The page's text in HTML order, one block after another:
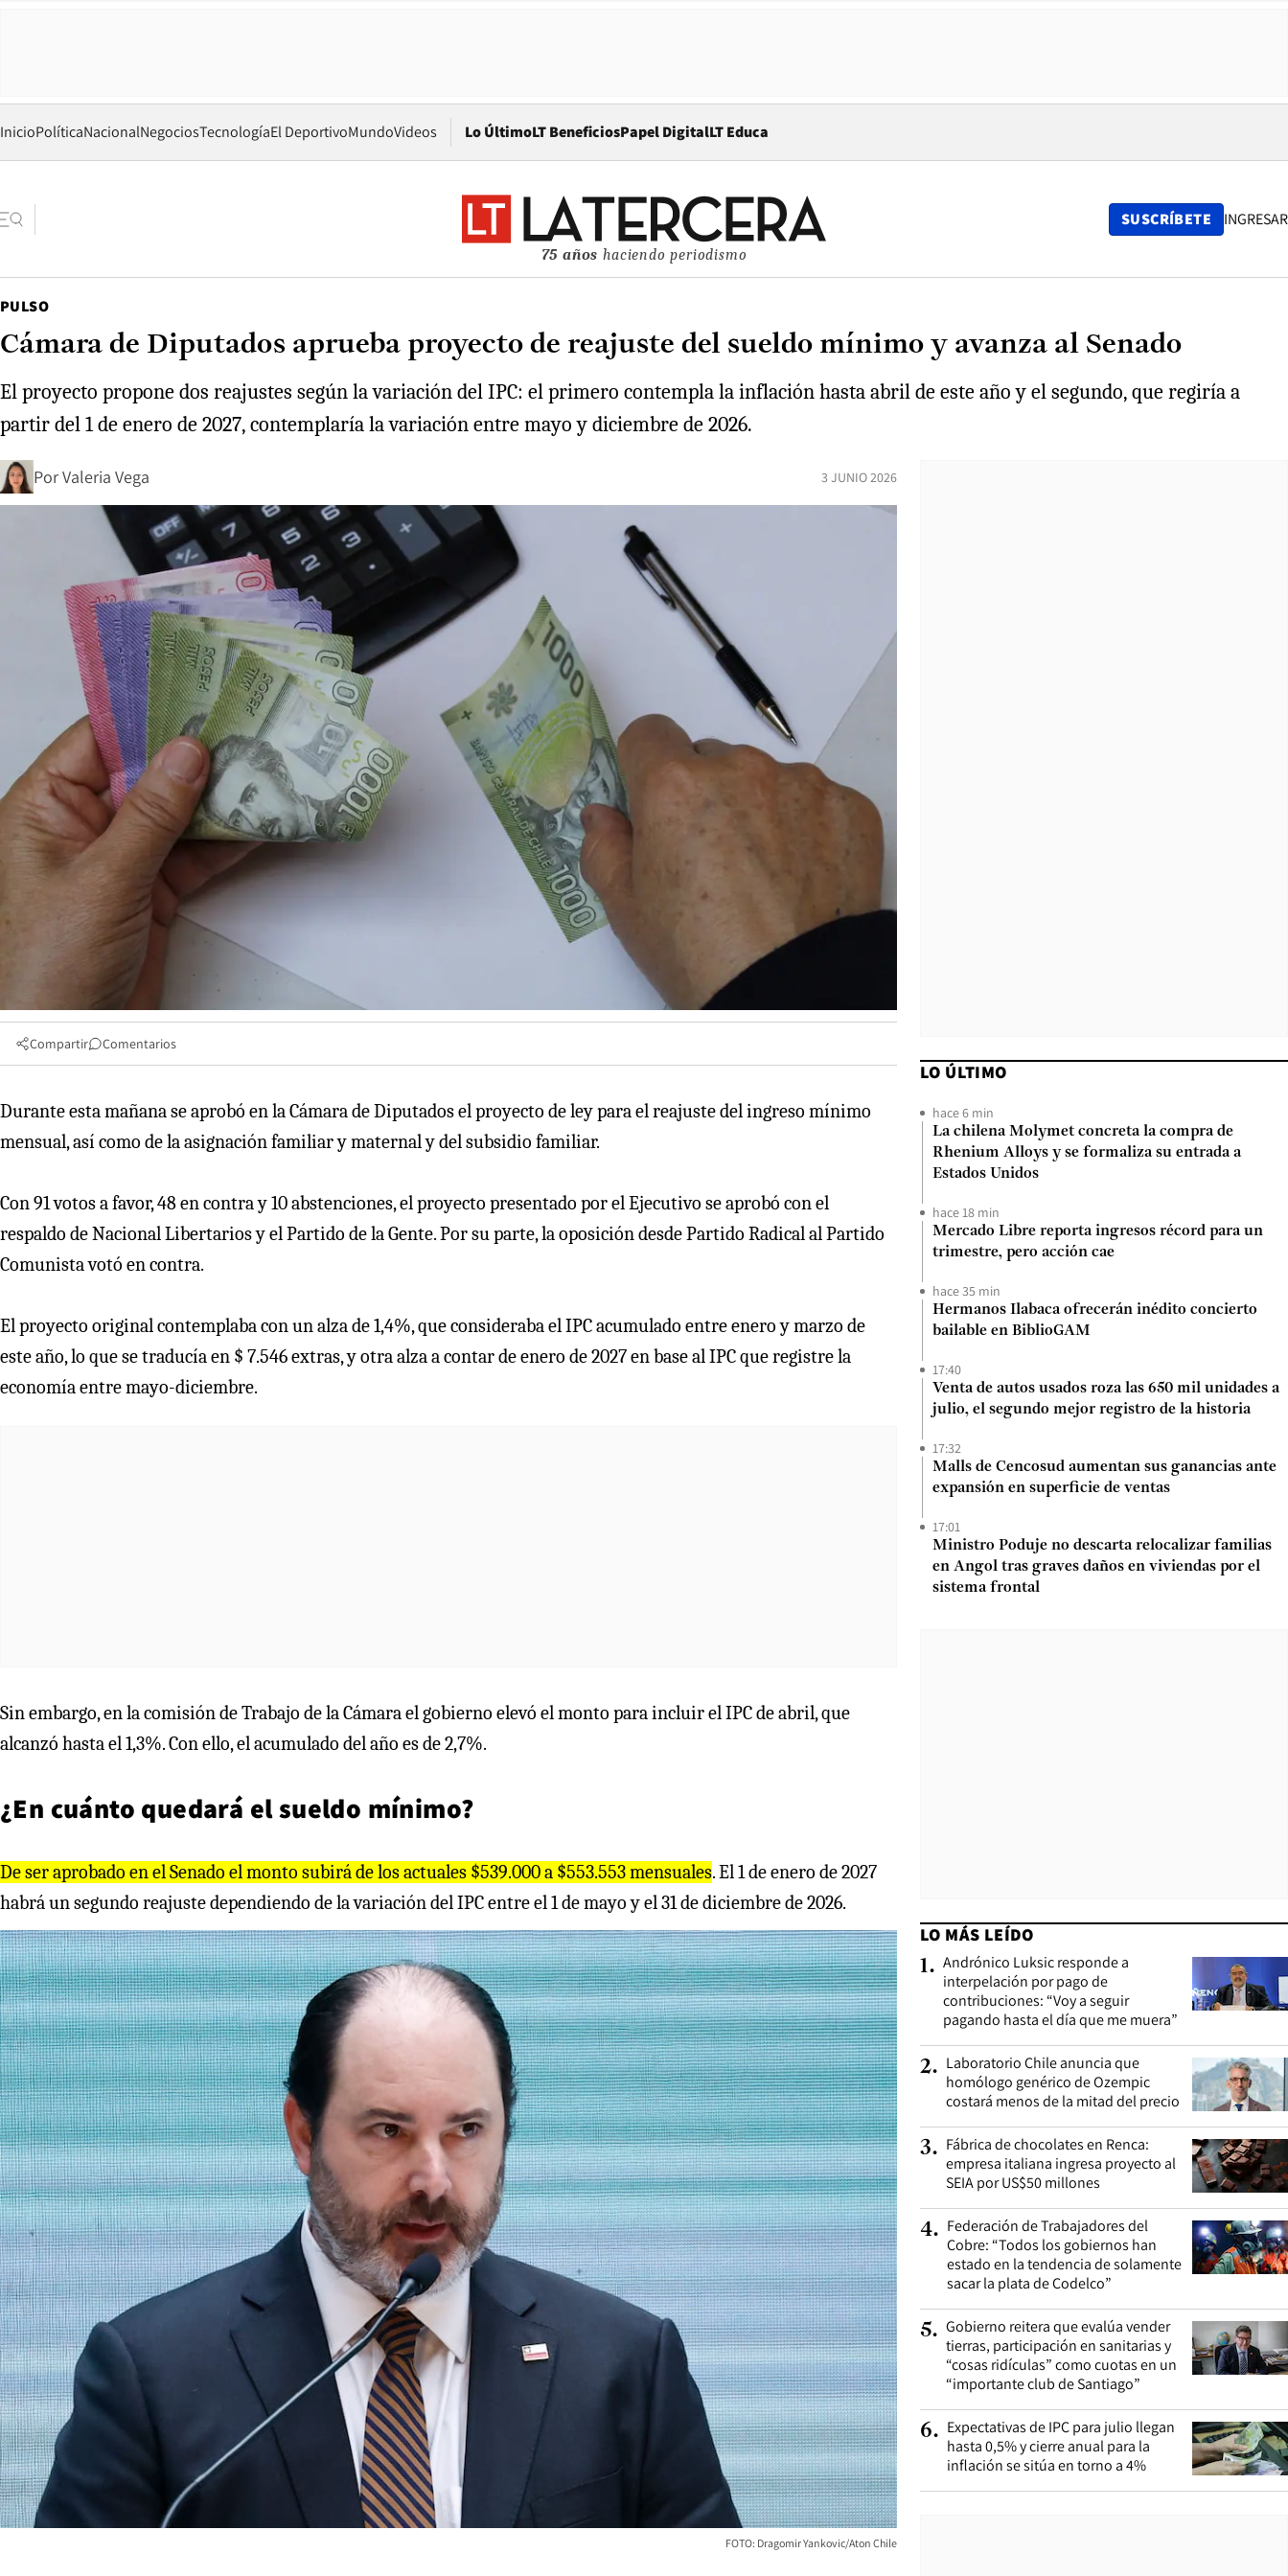
InicioPolíticaNacionalNegociosTecnologíaEl DeportivoMundoVideos Lo ÚltimoLT BeneficiosPapel DigitalOpens in new window
LT Educa
75 años haciendo periodismo
SUSCRÍBETE INGRESAR
PULSO
Cámara de Diputados aprueba proyecto de reajuste del sueldo mínimo y avanza al Senado
El proyecto propone dos reajustes según la variación del IPC: el primero contempla la inflación hasta abril de este año y el segundo, que regiría a
partir del 1 de enero de 2027, contemplaría la variación entre mayo y diciembre de 2026.
PorValeria Vega 3 JUNIO 2026
Compartir Comentarios
Durante esta mañana se aprobó en la Cámara de Diputados el proyecto de ley para el reajuste del ingreso mínimo
mensual, así como de la asignación familiar y maternal y del subsidio familiar.
Con 91 votos a favor, 48 en contra y 10 abstenciones, el proyecto presentado por el Ejecutivo se aprobó con el
respaldo de Nacional Libertarios y el Partido de la Gente. Por su parte, la oposición desde Partido Radical al Partido
Comunista votó en contra.
El proyecto original contemplaba con un alza de 1,4%, que consideraba el IPC acumulado entre enero y marzo de
este año, lo que se traducía en $ 7.546 extras, y otra alza a contar de enero de 2027 en base al IPC que registre la
economía entre mayo-diciembre.
Sin embargo, en la comisión de Trabajo de la Cámara el gobierno elevó el monto para incluir el IPC de abril, que
alcanzó hasta el 1,3%. Con ello, el acumulado del año es de 2,7%.
¿En cuánto quedará el sueldo mínimo?
De ser aprobado en el Senado el monto subirá de los actuales $539.000 a $553.553 mensuales. El 1 de enero de 2027
habrá un segundo reajuste dependiendo de la variación del IPC entre el 1 de mayo y el 31 de diciembre de 2026.
FOTO: Dragomir Yankovic/Aton Chile
LO ÚLTIMO
hace 6 min
La chilena Molymet concreta la compra de
Rhenium Alloys y se formaliza su entrada a
Estados Unidos
hace 18 min
Mercado Libre reporta ingresos récord para un
trimestre, pero acción cae
hace 35 min
Hermanos Ilabaca ofrecerán inédito concierto
bailable en BiblioGAM
17:40
Venta de autos usados roza las 650 mil unidades a
julio, el segundo mejor registro de la historia
17:32
Malls de Cencosud aumentan sus ganancias ante
expansión en superficie de ventas
17:01
Ministro Poduje no descarta relocalizar familias
en Angol tras graves daños en viviendas por el
sistema frontal
LO MÁS LEÍDO
1. Andrónico Luksic responde a
interpelación por pago de
contribuciones: “Voy a seguir
pagando hasta el día que me muera”
2. Laboratorio Chile anuncia que
homólogo genérico de Ozempic
costará menos de la mitad del precio
3. Fábrica de chocolates en Renca:
empresa italiana ingresa proyecto al
SEIA por US$50 millones
4. Federación de Trabajadores del
Cobre: “Todos los gobiernos han
estado en la tendencia de solamente
sacar la plata de Codelco”
5. Gobierno reitera que evalúa vender
tierras, participación en sanitarias y
“cosas ridículas” como cuotas en un
“importante club de Santiago”
6. Expectativas de IPC para julio llegan
hasta 0,5% y cierre anual para la
inflación se sitúa en torno a 4%